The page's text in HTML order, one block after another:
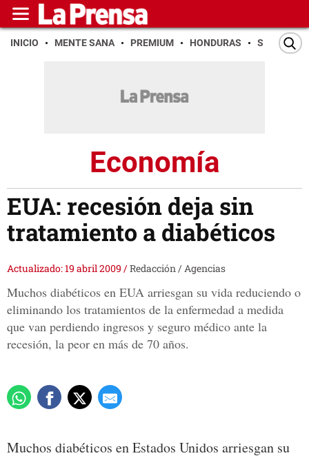
INICIO MENTE SANA PREMIUM HONDURAS SAN PEDRO
Economía
EUA: recesión deja sin
tratamiento a diabéticos
Actualizado: 19 abril 2009 /Redacción / Agencias
Muchos diabéticos en EUA arriesgan su vida reduciendo o
eliminando los tratamientos de la enfermedad a medida
que van perdiendo ingresos y seguro médico ante la
recesión, la peor en más de 70 años.
Muchos diabéticos en Estados Unidos arriesgan su